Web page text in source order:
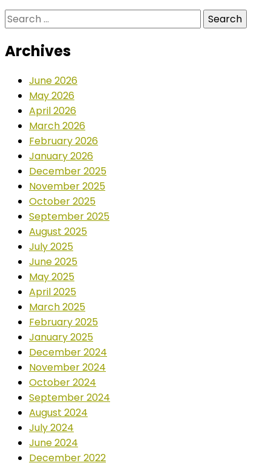
Search
for:
Archives
June 2026
May 2026
April 2026
March 2026
February 2026
January 2026
December 2025
November 2025
October 2025
September 2025
August 2025
July 2025
June 2025
May 2025
April 2025
March 2025
February 2025
January 2025
December 2024
November 2024
October 2024
September 2024
August 2024
July 2024
June 2024
December 2022